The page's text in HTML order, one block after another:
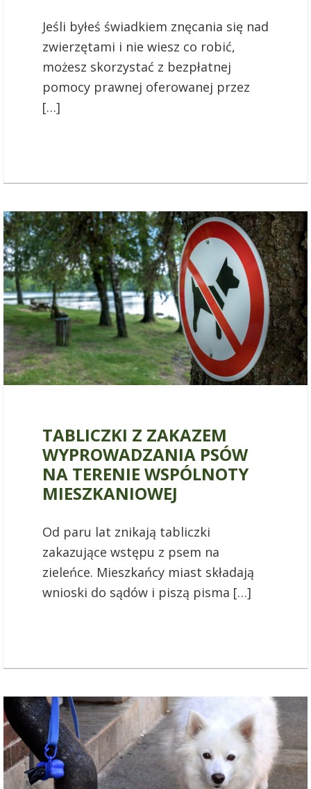
Jeśli byłeś świadkiem znęcania się nad
zwierzętami i nie wiesz co robić,
możesz skorzystać z bezpłatnej
pomocy prawnej oferowanej przez
[…]
TABLICZKI Z ZAKAZEM
WYPROWADZANIA PSÓW
NA TERENIE WSPÓLNOTY
MIESZKANIOWEJ
Od paru lat znikają tabliczki
zakazujące wstępu z psem na
zieleńce. Mieszkańcy miast składają
wnioski do sądów i piszą pisma […]